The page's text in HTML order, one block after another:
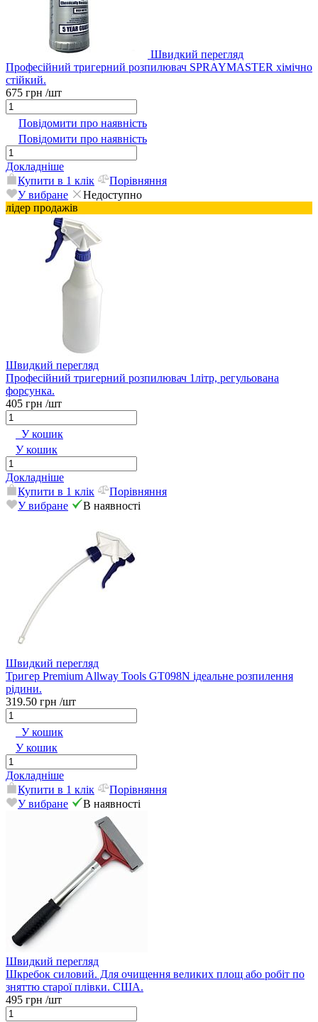
Швидкий перегляд
Професійний тригерний розпилювач SPRAYMASTER хімічно
стійкий.
675 грн /шт
Повідомити про наявність
Повідомити про наявність
Докладніше
Купити в 1 клік
Порівняння
У вибране
Недоступно
лідер продажів
Швидкий перегляд
Професійний тригерний розпилювач 1літр, регульована
форсунка.
405 грн /шт
У кошик
У кошик
Докладніше
Купити в 1 клік
Порівняння
У вибране
В наявності
Швидкий перегляд
Тригер Premium Allway Tools GT098N ідеальне розпилення
рідини.
319.50 грн /шт
У кошик
У кошик
Докладніше
Купити в 1 клік
Порівняння
У вибране
В наявності
Швидкий перегляд
Шкребок силовий. Для очищення великих площ або робіт по
зняттю старої плівки. США.
495 грн /шт